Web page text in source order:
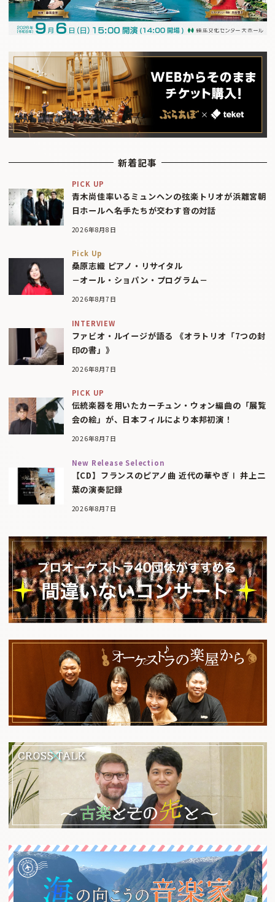
新着記事
PICK UP
青木尚佳率いるミュンヘンの弦楽トリオが浜離宮朝
日ホールへ――名手たちが交わす音の対話
2026年8月8日
Pick Up
桑原志織 ピアノ・リサイタル
－オール・ショパン・プログラム－
2026年8月7日
INTERVIEW
ファビオ・ルイージが語る 《オラトリオ「7つの封
印の書」》
2026年8月7日
PICK UP
伝統楽器を用いたカーチュン・ウォン編曲の「展覧
会の絵」が、日本フィルにより本邦初演！
2026年8月7日
New Release Selection
【CD】フランスのピアノ曲 近代の華やぎⅠ 井上二
葉の演奏記録
2026年8月7日